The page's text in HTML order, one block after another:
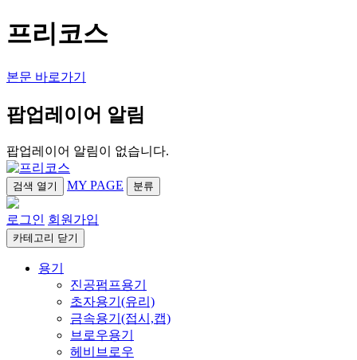
프리코스
본문 바로가기
팝업레이어 알림
팝업레이어 알림이 없습니다.
검색 열기 MY PAGE 분류
로그인 회원가입
카테고리 닫기
용기
진공펌프용기
초자용기(유리)
금속용기(접시,캡)
브로우용기
헤비브로우